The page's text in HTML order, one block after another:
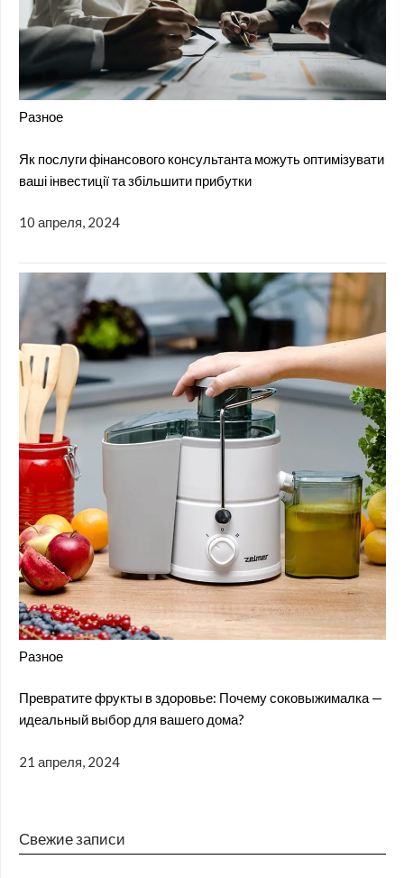
Разное
Як послуги фінансового консультанта можуть оптимізувати
ваші інвестиції та збільшити прибутки
10 апреля, 2024
Разное
Превратите фрукты в здоровье: Почему соковыжималка —
идеальный выбор для вашего дома?
21 апреля, 2024
Свежие записи